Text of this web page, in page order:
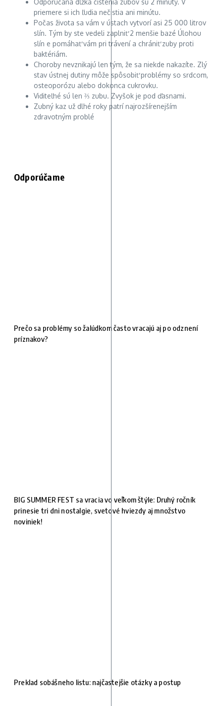
Odporúčaná dĺžka čistenia zubov sú 2 minúty. V
priemere si ich ľudia nečistia ani minútu.
Počas života sa vám v ústach vytvorí asi 25 000 litrov
slín. Tým by ste vedeli zaplniť 2 menšie bazé Úlohou
slín e pomáhať vám pri trávení a chrániť zuby proti
baktériám.
Choroby nevznikajú len tým, že sa niekde nakazíte. Zlý
stav ústnej dutiny môže spôsobiť problémy so srdcom,
osteoporózu alebo dokonca cukrovku.
Viditeľné sú len ⅔ zubu. Zvyšok je pod ďasnami.
Zubný kaz už dlhé roky patrí najrozšírenejším
zdravotným problé
Odporúčame
Prečo sa problémy so žalúdkom často vracajú aj po odznení
príznakov?
BIG SUMMER FEST sa vracia vo veľkom štýle: Druhý ročník
prinesie tri dni nostalgie, svetové hviezdy aj množstvo
noviniek!
Preklad sobášneho listu: najčastejšie otázky a postup